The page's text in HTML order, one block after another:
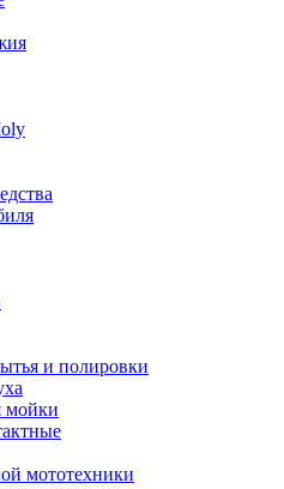
и полировки
мойки
мототехники